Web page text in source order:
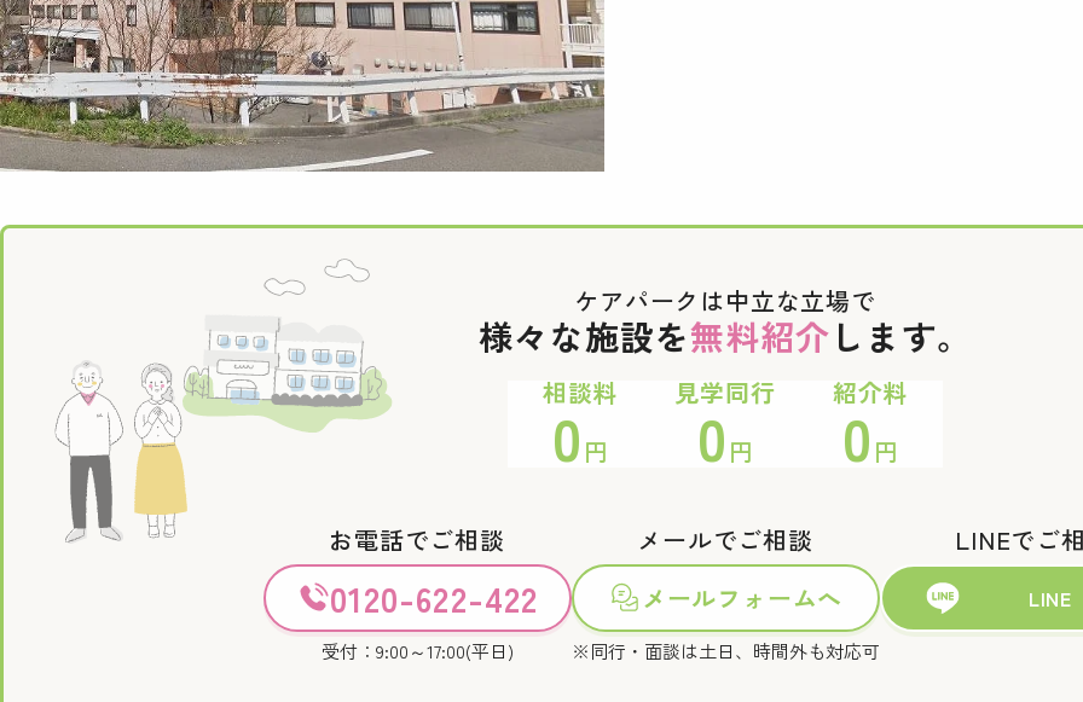
ケアパークは中立な立場で
様々な施設を無料紹介 します。
相談料
0 円
見学同行
0 円
紹介料
0 円
お電話でご相談
0120-622-422
受付：9:00～17:00(平日)
メールでご相談
メールフォームへ
※同行・面談は土日、時間外も対応可
LINEでご
LINE